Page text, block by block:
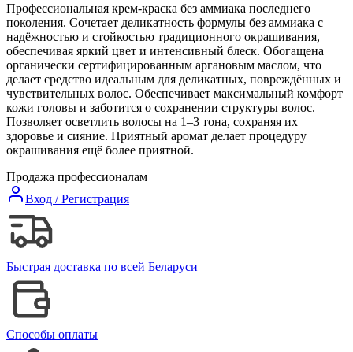
Профессиональная крем-краска без аммиака последнего
поколения. Сочетает деликатность формулы без аммиака с
надёжностью и стойкостью традиционного окрашивания,
обеспечивая яркий цвет и интенсивный блеск. Обогащена
органически сертифицированным аргановым маслом, что
делает средство идеальным для деликатных, повреждённых и
чувствительных волос. Обеспечивает максимальный комфорт
кожи головы и заботится о сохранении структуры волос.
Позволяет осветлить волосы на 1–3 тона, сохраняя их
здоровье и сияние. Приятный аромат делает процедуру
окрашивания ещё более приятной.
Продажа профессионалам
Вход / Регистрация
Быстрая доставка по всей Беларуси
Способы оплаты